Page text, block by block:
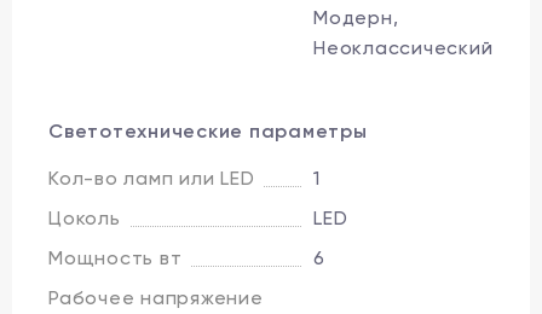
Модерн,
Неоклассический
Светотехнические параметры
Кол-во ламп или LED
1
Цоколь
LED
Мощность вт
6
Рабочее напряжение